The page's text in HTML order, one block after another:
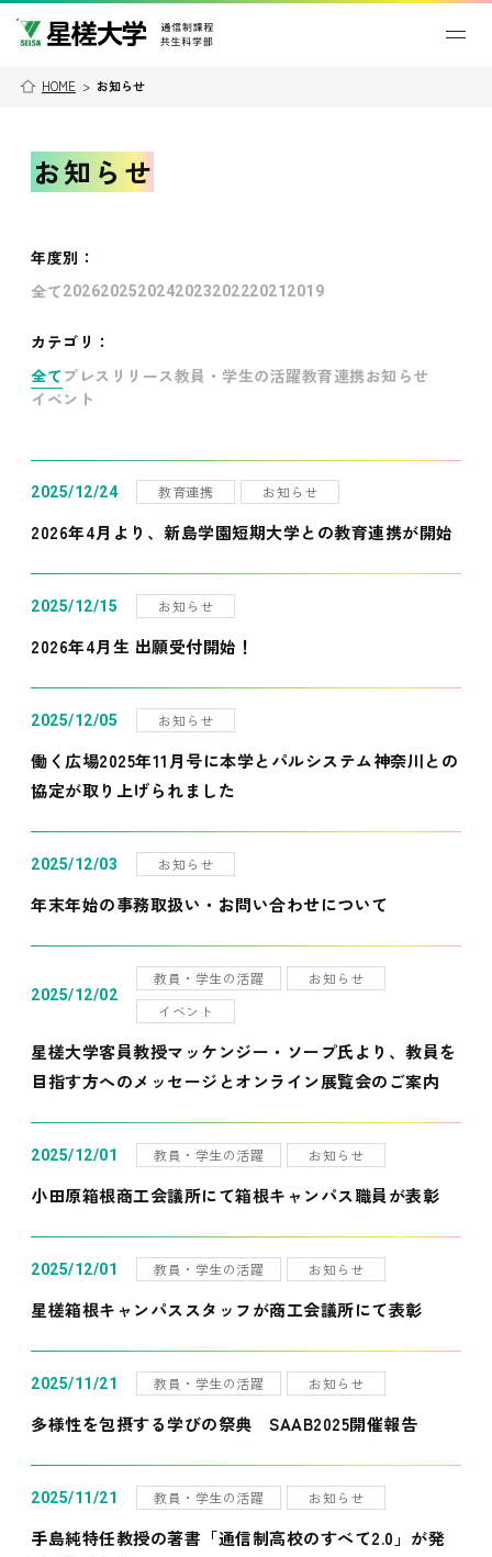
HOME > お知らせ
お知らせ
年度別 ：
全て202620252024202320222021 2019
カテゴリ：
全て プレスリリース教員・学生の活躍教育連携お知らせ
イベント
2025/12/24 教育連携 お知らせ
2026年4月より、新島学園短期大学との教育連携が開始
2025/12/15 お知らせ
2026年4月生 出願受付開始！
2025/12/05 お知らせ
働く広場2025年11月号に本学とパルシステム神奈川との
協定が取り上げられました
2025/12/03 お知らせ
年末年始の事務取扱い・お問い合わせについて
2025/12/02
教員・学生の活躍
お知らせ
イベント
星槎大学客員教授マッケンジー・ソープ氏より、教員を
目指す方へのメッセージとオンライン展覧会のご案内
2025/12/01 教員・学生の活躍 お知らせ
小田原箱根商工会議所にて箱根キャンパス職員が表彰
2025/12/01 教員・学生の活躍 お知らせ
星槎箱根キャンパススタッフが商工会議所にて表彰
2025/11/21 教員・学生の活躍 お知らせ
多様性を包摂する学びの祭典 SAAB2025開催報告
2025/11/21 教員・学生の活躍 お知らせ
手島純特任教授の著書「通信制高校のすべて2.0」が発